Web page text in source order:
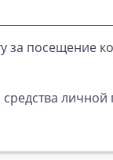
за посещение